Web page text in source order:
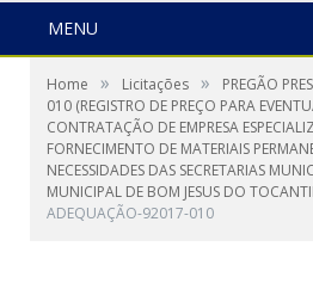
MENU
Home » Licitações »
PREGÃO
010 (REGISTRO DE PREÇO PARA
CONTRATAÇÃO DE EMPRESA
FORNECIMENTO DE MATERIAIS
NECESSIDADES DAS SECRETARIAS
MUNICIPAL DE BOM JESUS DO
ADEQUAÇÃO-92017-010